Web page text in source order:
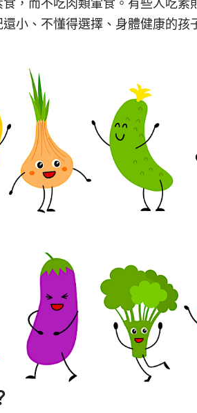
，而不吃肉類葷食。有些人吃素
小、不懂得選擇、身體健康的